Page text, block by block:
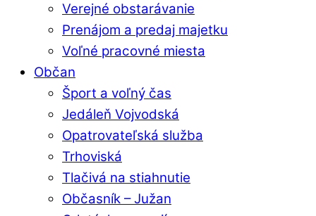
Verejné obstarávanie
Prenájom a predaj majetku
Voľné pracovné miesta
Občan
Šport a voľný čas
Jedáleň Vojvodská
Opatrovateľská služba
Trhoviská
Tlačivá na stiahnutie
Občasník – Južan